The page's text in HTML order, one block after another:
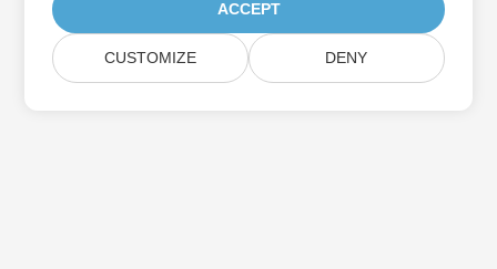
ACCEPT
CUSTOMIZE DENY